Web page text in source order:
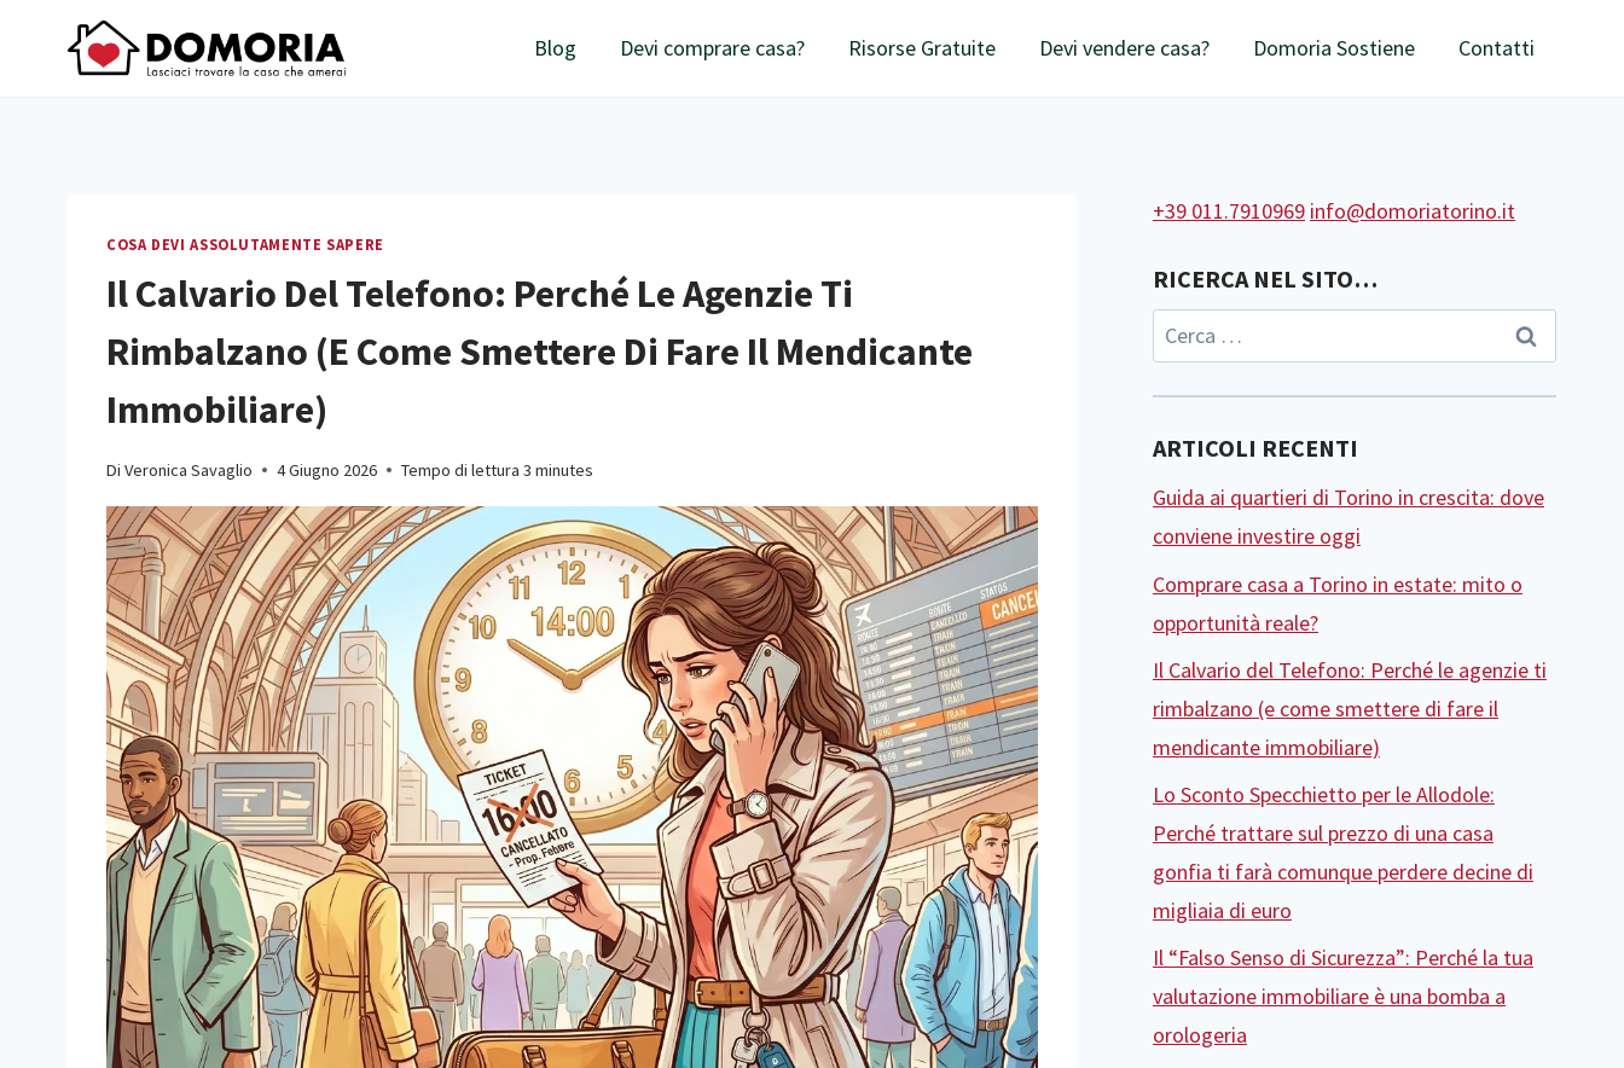
Blog Devi comprare casa? Risorse Gratuite Devi vendere casa? Domoria Sostiene Contatti
COSA DEVI ASSOLUTAMENTE SAPERE
Il Calvario Del Telefono: Perché Le Agenzie Ti
Rimbalzano (e Come Smettere Di Fare Il Mendicante
Immobiliare)
Di Veronica Savaglio 4 Giugno 2026 Tempo di lettura 3minutes
+39 011.7910969 info@domoriatorino.it
RICERCA NEL SITO…
ARTICOLI RECENTI
Guida ai quartieri di Torino in crescita: dove
conviene investire oggi
Comprare casa a Torino in estate: mito o
opportunità reale?
Il Calvario del Telefono: Perché le agenzie ti
rimbalzano (e come smettere di fare il
mendicante immobiliare)
Lo Sconto Specchietto per le Allodole:
Perché trattare sul prezzo di una casa
gonfia ti farà comunque perdere decine di
migliaia di euro
Il “Falso Senso di Sicurezza”: Perché la tua
valutazione immobiliare è una bomba a
orologeria